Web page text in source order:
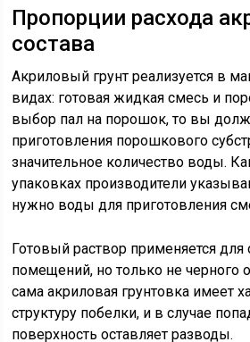
Пропорции расхода
состава
Акриловый грунт реализуется в
видах: готовая жидкая смесь и
выбор пал на порошок, то вы
приготовления порошкового
значительное количество воды.
упаковках производители
нужно воды для приготовления
Готовый раствор применяется для
помещений, но только не черного
сама акриловая грунтовка имеет
структуру побелки, и в случае
поверхность оставляет разводы.